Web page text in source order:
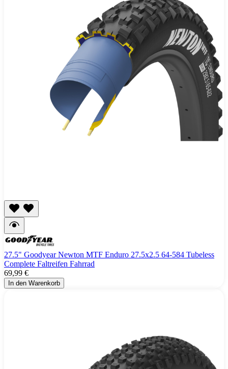
27.5" Goodyear Newton MTF Enduro 27.5x2.5 64-584 Tubeless
Complete Faltreifen Fahrrad
69,99 €
In den Warenkorb